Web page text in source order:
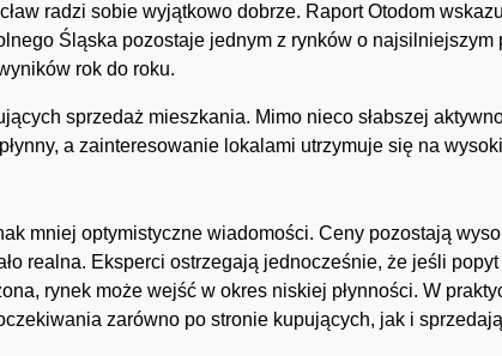
radzi sobie wyjątkowo dobrze. Raport Otodom
Śląska pozostaje jednym z rynków o najsilniejszym
rok do roku.
sprzedaż mieszkania. Mimo nieco słabszej
a zainteresowanie lokalami utrzymuje się na
mniej optymistyczne wiadomości. Ceny pozostają
realna. Eksperci ostrzegają jednocześnie, że jeśli popyt
rynek może wejść w okres niskiej płynności. W
zarówno po stronie kupujących, jak i